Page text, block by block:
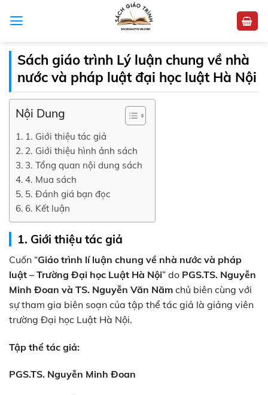
Sách giáo trình Lý luận chung về nhà
nước và pháp luật đại học luật Hà Nội
Nội Dung
1. Giới thiệu tác giả
2. Giới thiệu hình ảnh sách
3. Tổng quan nội dung sách
4. Mua sách
5. Đánh giá bạn đọc
6. Kết luận
1. Giới thiệu tác giả
Cuốn “Giáo trình lí luận chung về nhà nước và pháp
luật – Trường Đại học Luật Hà Nội” do PGS.TS. Nguyễn
Minh Đoan và TS. Nguyễn Văn Năm chủ biên cùng với
sự tham gia biên soạn của tập thể tác giả là giảng viên
trường Đại học Luật Hà Nội.
Tập thể tác giả:
PGS.TS. Nguyễn Minh Đoan